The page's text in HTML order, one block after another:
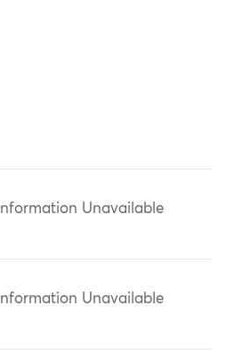
Information Unavailable
Information Unavailable